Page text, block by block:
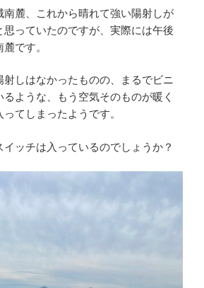
南麓、これから晴れて強い陽射しが
っていたのですが、実際には午後
です。
射しはなかったものの、まるでビニ
ような、もう空気そのものが暖く
てしまったようです。
ッチは入っているのでしょうか？